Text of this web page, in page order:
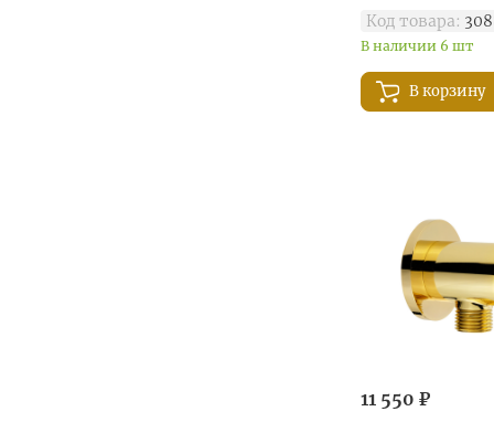
Код товара:
В наличии 6 шт
В корзину
11 550 ₽